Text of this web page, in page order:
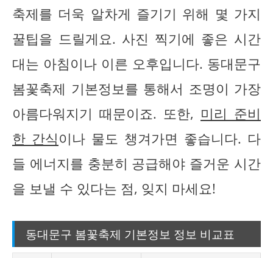
축제를 더욱 알차게 즐기기 위해 몇 가지
꿀팁을 드릴게요. 사진 찍기에 좋은 시간
대는 아침이나 이른 오후입니다. 동대문구
봄꽃축제 기본정보를 통해서 조명이 가장
아름다워지기 때문이죠. 또한, 미리 준비
한 간식이나 물도 챙겨가면 좋습니다. 다
들 에너지를 충분히 공급해야 즐거운 시간
을 보낼 수 있다는 점, 잊지 마세요!
동대문구 봄꽃축제 기본정보 정보 비교표